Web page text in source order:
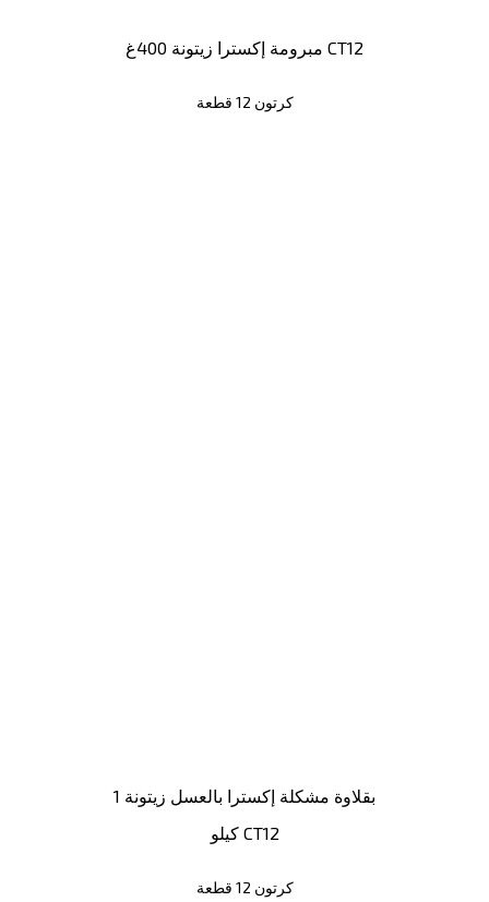
مبرومة إكسترا زيتونة 400غ CT12
كرتون 12 قطعة
بقلاوة مشكلة إكسترا بالعسل زيتونة 1
كيلو CT12
كرتون 12 قطعة